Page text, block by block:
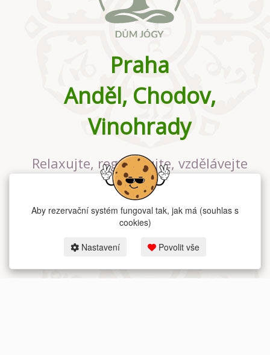
Praha
Anděl, Chodov,
Vinohrady
Relaxujte, regenerujte, vzdělávejte
se v největším jógovém studiu v
Praze
Aby rezervační systém fungoval tak, jak má (souhlas s
cookies)
Nastavení Povolit vše